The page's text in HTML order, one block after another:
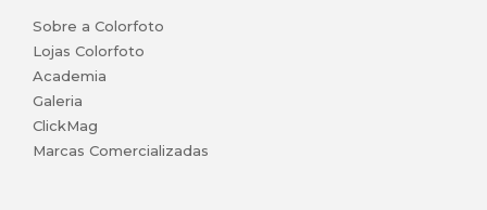
Sobre a Colorfoto
Lojas Colorfoto
Academia
Galeria
ClickMag
Marcas Comercializadas